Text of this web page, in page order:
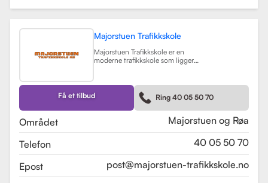
Majorstuen Trafikkskole
Majorstuen Trafikkskole er en
moderne trafikkskole som ligger
etablert i 2015 og har raskt blitt
kjent for sin høye kvalitet på
opplæring. Alle instruktørene er
pedagogisk utdannet fra Nord
Universitet og Met Universitet, noe
som sikrer en profesjonell og trygg
Få et tilbud Ring 40 05 50 70
Området
Majorstuen og Røa
Telefon
40 05 50 70
Epost
post@majorstuen-trafikkskole.no